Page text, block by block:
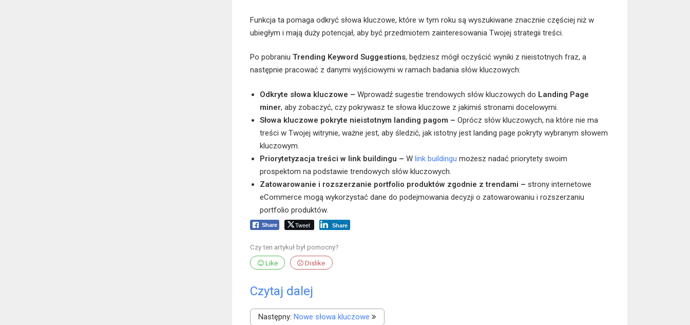
Funkcja ta pomaga odkryć słowa kluczowe, które w tym roku są wyszukiwane znacznie częściej niż w
ubiegłym i mają duży potencjał, aby być przedmiotem zainteresowania Twojej strategii treści.
Po pobraniu Trending Keyword Suggestions, będziesz mógł oczyścić wyniki z nieistotnych fraz, a
następnie pracować z danymi wyjściowymi w ramach badania słów kluczowych:
Odkryte słowa kluczowe – Wprowadź sugestie trendowych słów kluczowych do Landing Page
miner, aby zobaczyć, czy pokrywasz te słowa kluczowe z jakimiś stronami docelowymi.
Słowa kluczowe pokryte nieistotnym landing pagom – Oprócz słów kluczowych, na które nie ma
treści w Twojej witrynie, ważne jest, aby śledzić, jak istotny jest landing page pokryty wybranym słowem
kluczowym.
Priorytetyzacja treści w link buildingu – W link buildingu możesz nadać priorytety swoim
prospektom na podstawie trendowych słów kluczowych.
Zatowarowanie i rozszerzanie portfolio produktów zgodnie z trendami – strony internetowe
eCommerce mogą wykorzystać dane do podejmowania decyzji o zatowarowaniu i rozszerzaniu
portfolio produktów.
Share Tweet Share
Czy ten artykuł był pomocny?
Like
Dislike
Czytaj dalej
Następny: Nowe słowa kluczowe